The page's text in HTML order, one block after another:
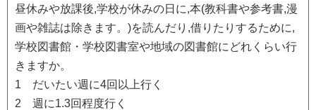
昼休みや放課後,学校が休みの日に,本(教科書や参考書,漫
画や雑誌は除きます。)を読んだり,借りたりするために,
学校図書館・学校図書室や地域の図書館にどれくらい行
きますか。
1 だいたい週に4回以上行く
2 週に1.3回程度行く